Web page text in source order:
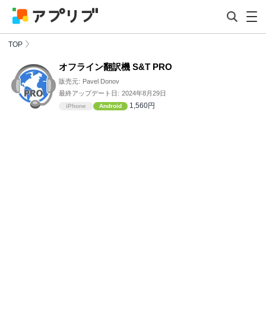
TOP
オフライン翻訳機 S&T PRO
販売元: Pavel Donov
最終アップデート日: 2024年8月29日
iPhone Android 1,560円